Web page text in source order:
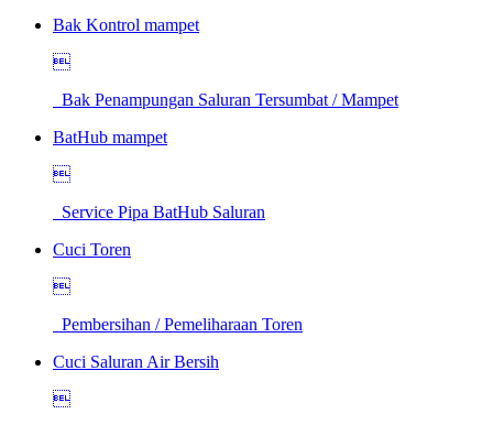
Bak Kontrol mampet

Bak Penampungan Saluran Tersumbat / Mampet
BatHub mampet

Service Pipa BatHub Saluran
Cuci Toren

Pembersihan / Pemeliharaan Toren
Cuci Saluran Air Bersih
